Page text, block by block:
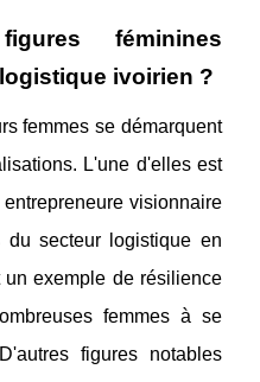
féminines
ivoirien ?
femmes se démarquent
L'une d'elles est
entrepreneure visionnaire
secteur logistique en
exemple de résilience
femmes à se
figures notables